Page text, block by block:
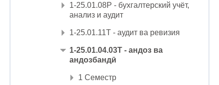
1-25.01.08Р - бухгалтерский учёт,
анализ и аудит
1-25.01.11Т - аудит ва ревизия
1-25.01.04.03Т - андоз ва
андозбандӣ
1 Семестр